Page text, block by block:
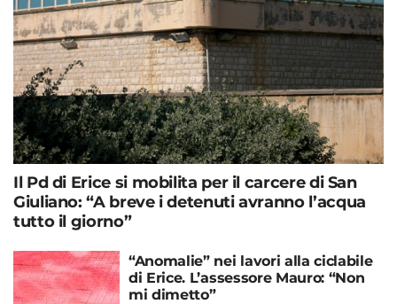
Il Pd di Erice si mobilita per il carcere di San
Giuliano: “A breve i detenuti avranno l’acqua
tutto il giorno”
“Anomalie” nei lavori alla ciclabile
di Erice. L’assessore Mauro: “Non
mi dimetto”